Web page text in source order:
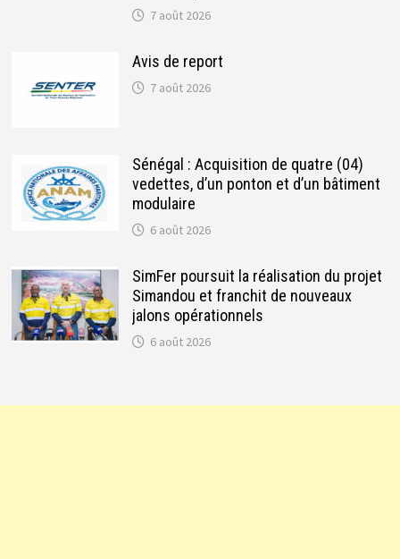
7 août 2026
Avis de report
7 août 2026
Sénégal : Acquisition de quatre (04)
vedettes, d’un ponton et d’un bâtiment
modulaire
6 août 2026
SimFer poursuit la réalisation du projet
Simandou et franchit de nouveaux
jalons opérationnels
6 août 2026